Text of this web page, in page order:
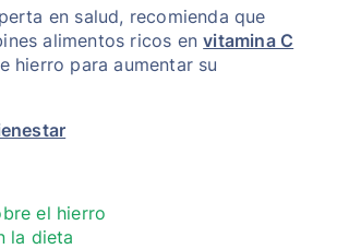
en salud, recomienda que
alimentos ricos envitamina C
hierro para aumentar su
el hierro
la dieta